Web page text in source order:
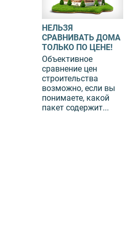
НЕЛЬЗЯ
СРАВНИВАТЬ ДОМА
ТОЛЬКО ПО ЦЕНЕ!
Объективное
сравнение цен
строительства
возможно, если вы
понимаете, какой
пакет содержит...